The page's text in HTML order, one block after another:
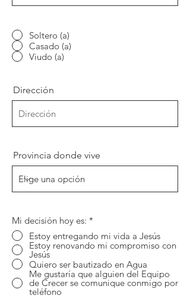
i
Soltero (a)
Casado (a)
Viudo (a)
Dirección
Provincia donde vive
Mi decisión hoy es: *
Estoy entregando mi vida a Jesús
Estoy renovando mi compromiso con
Jesús
Quiero ser bautizado en Agua
Me gustaría que alguien del Equipo
de Crecer se comunique conmigo por
teléfono